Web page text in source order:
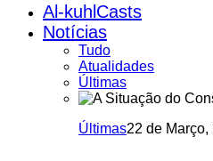
Al-kuhlCasts
Notícias
Tudo
Atualidades
Últimas
Últimas22 de Março,